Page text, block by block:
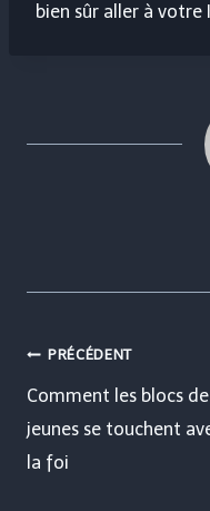
bien sûr aller à votre
Navigation
de
l’article
PRÉCÉDENT
Comment les blocs de
jeunes se touchent
la foi